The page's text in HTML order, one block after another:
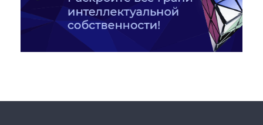
Медиа
Образование
Издательское дело